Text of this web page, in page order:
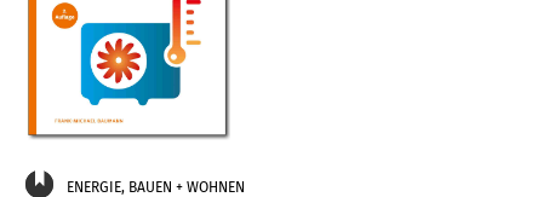
ENERGIE, BAUEN + WOHNEN